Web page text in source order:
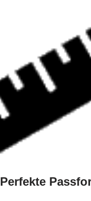
Perfekte